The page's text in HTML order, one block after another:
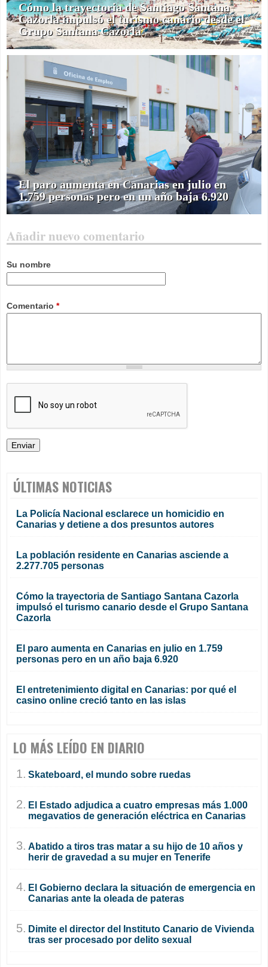
Cómo la trayectoria de Santiago Santana
Cazorla impulsó el turismo canario desde el
Grupo Santana Cazorla
El paro aumenta en Canarias en julio en
1.759 personas pero en un año baja 6.920
Añadir nuevo comentario
Su nombre
Comentario *
ÚLTIMAS NOTICIAS
La Policía Nacional esclarece un homicidio en
Canarias y detiene a dos presuntos autores
La población residente en Canarias asciende a
2.277.705 personas
Cómo la trayectoria de Santiago Santana Cazorla
impulsó el turismo canario desde el Grupo Santana
Cazorla
El paro aumenta en Canarias en julio en 1.759
personas pero en un año baja 6.920
El entretenimiento digital en Canarias: por qué el
casino online creció tanto en las islas
LO MÁS LEÍDO EN DIARIO
1. Skateboard, el mundo sobre ruedas
2. El Estado adjudica a cuatro empresas más 1.000
megavatios de generación eléctrica en Canarias
3. Abatido a tiros tras matar a su hijo de 10 años y
herir de gravedad a su mujer en Tenerife
4. El Gobierno declara la situación de emergencia en
Canarias ante la oleada de pateras
5. Dimite el director del Instituto Canario de Vivienda
tras ser procesado por delito sexual